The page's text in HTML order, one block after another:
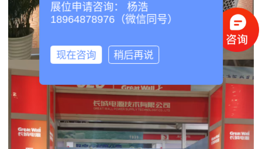
展位申请咨询： 杨浩
18964878976（微信同号）
现在咨询 稍后再说